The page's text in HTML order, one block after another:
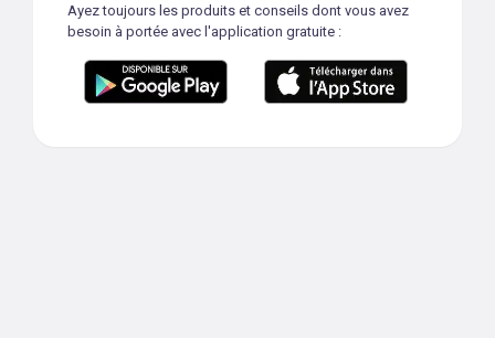
Ayez toujours les produits et conseils dont vous avez
besoin à portée avec l'application gratuite :